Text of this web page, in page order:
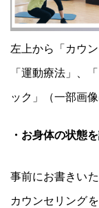
左上から「カウ
「運動療法」、
ック」（一部画
・お身体の状態
事前にお書きい
カウンセリング